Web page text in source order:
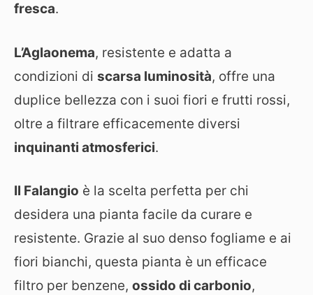
fresca.
L’Aglaonema, resistente e adatta a
condizioni di scarsa luminosità, offre una
duplice bellezza con i suoi fiori e frutti rossi,
oltre a filtrare efficacemente diversi
inquinanti atmosferici.
Il Falangio è la scelta perfetta per chi
desidera una pianta facile da curare e
resistente. Grazie al suo denso fogliame e ai
fiori bianchi, questa pianta è un efficace
filtro per benzene, ossido di carbonio,